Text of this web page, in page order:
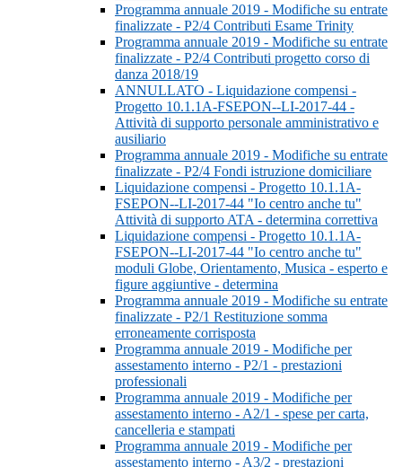
Programma annuale 2019 - Modifiche su entrate
finalizzate - P2/4 Contributi Esame Trinity
Programma annuale 2019 - Modifiche su entrate
finalizzate - P2/4 Contributi progetto corso di
danza 2018/19
ANNULLATO - Liquidazione compensi -
Progetto 10.1.1A-FSEPON--LI-2017-44 -
Attività di supporto personale amministrativo e
ausiliario
Programma annuale 2019 - Modifiche su entrate
finalizzate - P2/4 Fondi istruzione domiciliare
Liquidazione compensi - Progetto 10.1.1A-
FSEPON--LI-2017-44 "Io centro anche tu"
Attività di supporto ATA - determina correttiva
Liquidazione compensi - Progetto 10.1.1A-
FSEPON--LI-2017-44 "Io centro anche tu"
moduli Globe, Orientamento, Musica - esperto e
figure aggiuntive - determina
Programma annuale 2019 - Modifiche su entrate
finalizzate - P2/1 Restituzione somma
erroneamente corrisposta
Programma annuale 2019 - Modifiche per
assestamento interno - P2/1 - prestazioni
professionali
Programma annuale 2019 - Modifiche per
assestamento interno - A2/1 - spese per carta,
cancelleria e stampati
Programma annuale 2019 - Modifiche per
assestamento interno - A3/2 - prestazioni